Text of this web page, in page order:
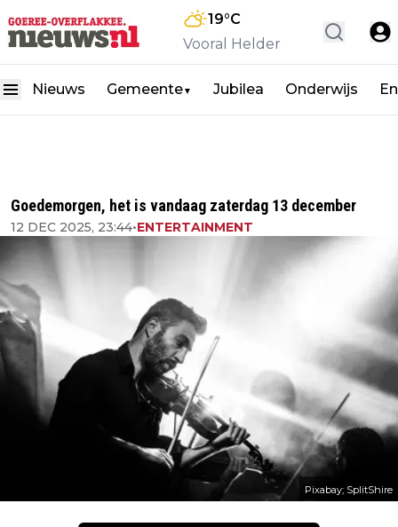
19°C
Vooral Helder
Nieuws Gemeente▼ Jubilea Onderwijs
Goedemorgen, het is vandaag zaterdag 13 december
12 DEC 2025, 23:44•ENTERTAINMENT
Pixabay; SplitShire